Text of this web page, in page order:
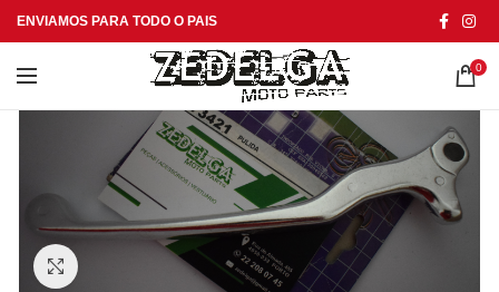
ENVIAMOS PARA TODO O PAIS
0
Click to enlarge